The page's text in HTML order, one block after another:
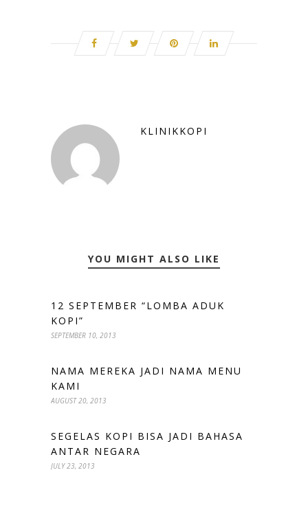
KLINIKKOPI
YOU MIGHT ALSO LIKE
12 SEPTEMBER “LOMBA ADUK
KOPI”
SEPTEMBER 10, 2013
NAMA MEREKA JADI NAMA MENU
KAMI
AUGUST 20, 2013
SEGELAS KOPI BISA JADI BAHASA
ANTAR NEGARA
JULY 23, 2013